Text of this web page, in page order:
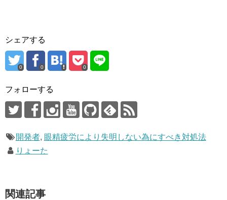
シェアする
0 0 0
フォローする
開発者, 眼精疲労により失明しない為にすべき対処法
りょーた
関連記事